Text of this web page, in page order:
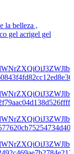
la belleza ,
gel acrigel gel